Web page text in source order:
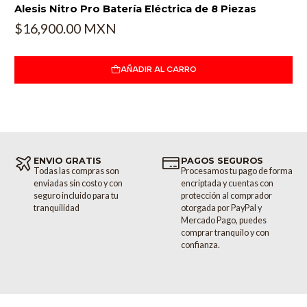
Cargue sus propias muestras
dispositivo de memoria USB. Puede usar esta entrada para cargar
entrada.
Contiene:
600 sonidos
Alesis Nitro Pro Batería Eléctrica de 8 Piezas
$16,900.00 MXN
AÑADIR AL CARRO
ENVIO GRATIS
Todas las compras son
enviadas sin costo y con
seguro incluido para tu
tranquilidad
PAGOS SEGUROS
Procesamos tu pago de forma
encriptada y cuentas con
protección al comprador
otorgada por PayPal y
Mercado Pago, puedes
comprar tranquilo y con
confianza.